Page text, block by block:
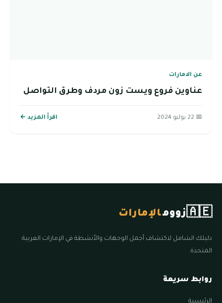
عن الامارات
عناوين فروع ويست زون مردف وطرق التواصل
📅 22 يوليو 2024 اقرأ المزيد ←
🇦🇪زوومالإمارات
دليلك الشامل لاكتشاف أجمل الوجهات والأنشطة في الإمارات العربية
المتحدة.
روابط سريعة